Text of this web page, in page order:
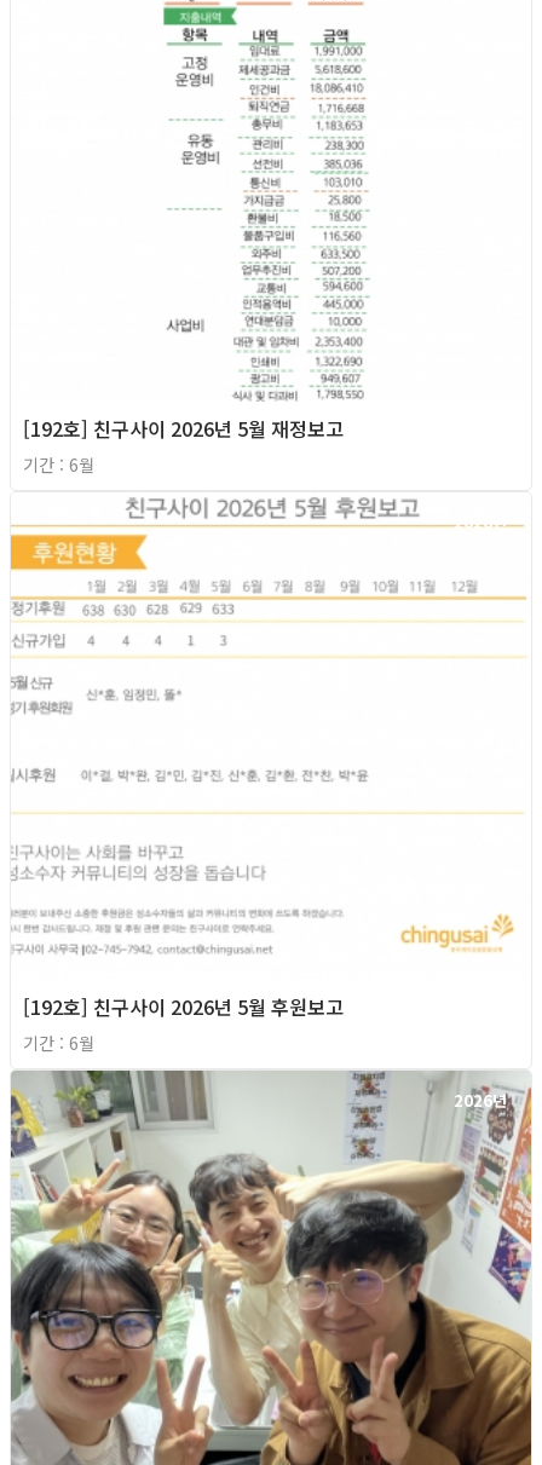
[192호] 친구사이 2026년 5월 재정보고
기간 : 6월
2026년
[192호] 친구사이 2026년 5월 후원보고
기간 : 6월
2026년